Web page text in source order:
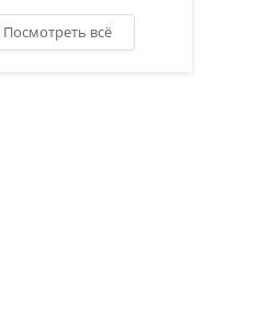
Посмотреть всё